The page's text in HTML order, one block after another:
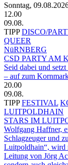
Sonntag,
12.00
09.08.
TIPP DISCO/
QUEER
NüRNBERG
CSD PARTY AM
Seid dabei und
– auf zum
20.00
09.08.
TIPP FESTIVAL
LUITPOLDHAIN
STARS IM
Wolfgang Haffner,
Schlagzeuger und
Luitpoldhain“, wird
Leitung von Jörg